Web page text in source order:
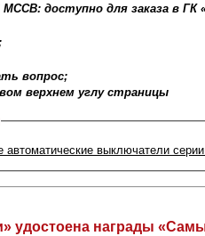
доступно для заказа в
вопрос;
верхнем углу страницы
автоматические выключатели
удостоена награды